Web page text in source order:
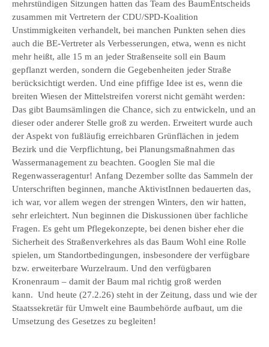
mehrstündigen Sitzungen hatten das Team des BaumEntscheids
zusammen mit Vertretern der CDU/SPD-Koalition
Unstimmigkeiten verhandelt, bei manchen Punkten sehen dies
auch die BE-Vertreter als Verbesserungen, etwa, wenn es nicht
mehr heißt, alle 15 m an jeder Straßenseite soll ein Baum
gepflanzt werden, sondern die Gegebenheiten jeder Straße
berücksichtigt werden. Und eine pfiffige Idee ist es, wenn die
breiten Wiesen der Mittelstreifen vorerst nicht gemäht werden:
Das gibt Baumsämlingen die Chance, sich zu entwickeln, und an
dieser oder anderer Stelle groß zu werden. Erweitert wurde auch
der Aspekt von fußläufig erreichbaren Grünflächen in jedem
Bezirk und die Verpflichtung, bei Planungsmaßnahmen das
Wassermanagement zu beachten. Googlen Sie mal die
Regenwasseragentur! Anfang Dezember sollte das Sammeln der
Unterschriften beginnen, manche AktivistInnen bedauerten das,
ich war, vor allem wegen der strengen Winters, den wir hatten,
sehr erleichtert. Nun beginnen die Diskussionen über fachliche
Fragen. Es geht um Pflegekonzepte, bei denen bisher eher die
Sicherheit des Straßenverkehres als das Baum Wohl eine Rolle
spielen, um Standortbedingungen, insbesondere der verfügbare
bzw. erweiterbare Wurzelraum. Und den verfügbaren
Kronenraum – damit der Baum mal richtig groß werden
kann. Und heute (27.2.26) steht in der Zeitung, dass und wie der
Staatssekretär für Umwelt eine Baumbehörde aufbaut, um die
Umsetzung des Gesetzes zu begleiten!